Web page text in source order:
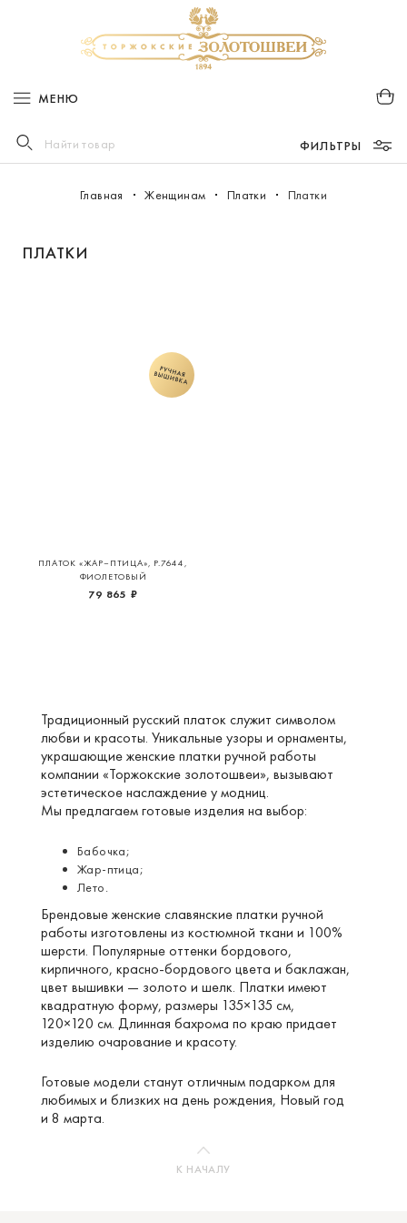
МЕНЮ
Найти товар ФИЛЬТРЫ
Главная Женщинам Платки Платки
ПЛАТКИ
ПЛАТОК «ЖАР–ПТИЦА», Р.7644,
ФИОЛЕТОВЫЙ
79 865 ₽
Традиционный русский платок служит символом
любви и красоты. Уникальные узоры и орнаменты,
украшающие женские платки ручной работы
компании «Торжокские золотошвеи», вызывают
эстетическое наслаждение у модниц.
Мы предлагаем готовые изделия на выбор:
Бабочка;
Жар-птица;
Лето.
Брендовые женские славянские платки ручной
работы изготовлены из костюмной ткани и 100%
шерсти. Популярные оттенки бордового,
кирпичного, красно-бордового цвета и баклажан,
цвет вышивки — золото и шелк. Платки имеют
квадратную форму, размеры 135×135 см,
120×120 см. Длинная бахрома по краю придает
изделию очарование и красоту.
Готовые модели станут отличным подарком для
любимых и близких на день рождения, Новый год
и 8 марта.
К НАЧАЛУ